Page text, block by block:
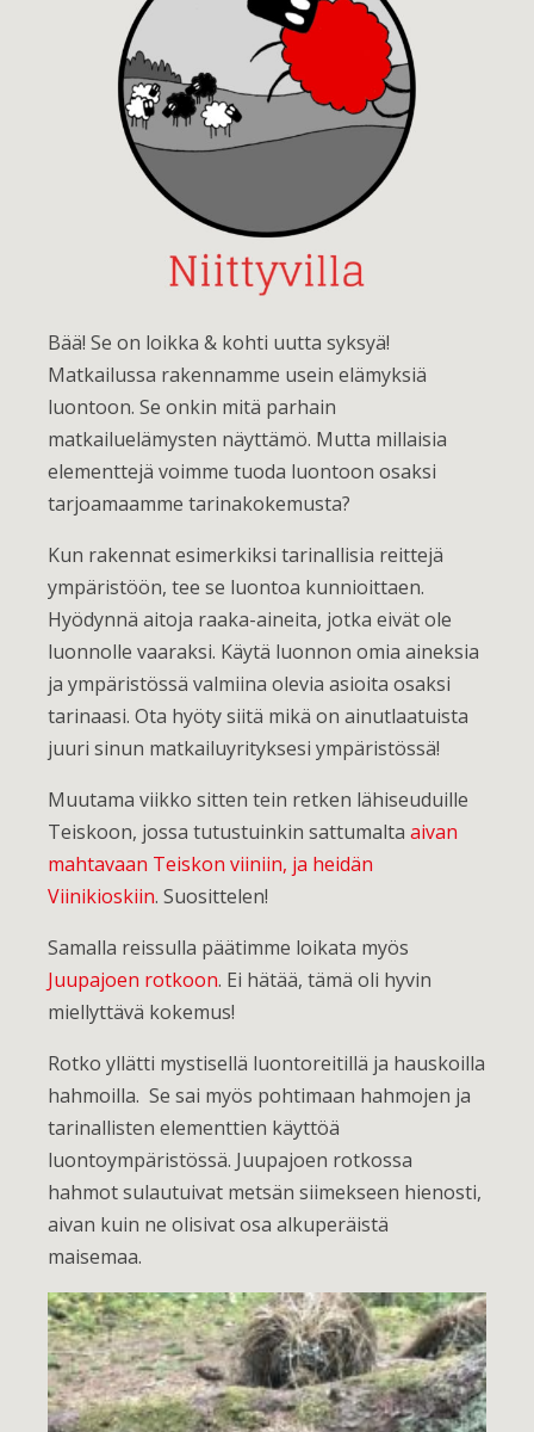
Bää! Se on loikka & kohti uutta syksyä!
Matkailussa rakennamme usein elämyksiä
luontoon. Se onkin mitä parhain
matkailuelämysten näyttämö. Mutta millaisia
elementtejä voimme tuoda luontoon osaksi
tarjoamaamme tarinakokemusta?
Kun rakennat esimerkiksi tarinallisia reittejä
ympäristöön, tee se luontoa kunnioittaen.
Hyödynnä aitoja raaka-aineita, jotka eivät ole
luonnolle vaaraksi. Käytä luonnon omia aineksia
ja ympäristössä valmiina olevia asioita osaksi
tarinaasi. Ota hyöty siitä mikä on ainutlaatuista
juuri sinun matkailuyrityksesi ympäristössä!
Muutama viikko sitten tein retken lähiseuduille
Teiskoon, jossa tutustuinkin sattumalta aivan
mahtavaan Teiskon viiniin, ja heidän
Viinikioskiin. Suosittelen!
Samalla reissulla päätimme loikata myös
Juupajoen rotkoon. Ei hätää, tämä oli hyvin
miellyttävä kokemus!
Rotko yllätti mystisellä luontoreitillä ja hauskoilla
hahmoilla. Se sai myös pohtimaan hahmojen ja
tarinallisten elementtien käyttöä
luontoympäristössä. Juupajoen rotkossa
hahmot sulautuivat metsän siimekseen hienosti,
aivan kuin ne olisivat osa alkuperäistä
maisemaa.